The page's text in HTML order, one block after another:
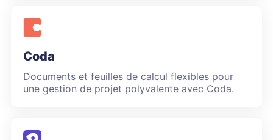
Coda
Documents et feuilles de calcul flexibles pour
une gestion de projet polyvalente avec Coda.